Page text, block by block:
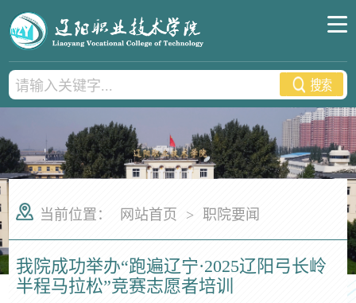
当前位置： 网站首页 > 职院要闻
我院成功举办“跑遍辽宁·2025辽阳弓长岭
半程马拉松”竞赛志愿者培训